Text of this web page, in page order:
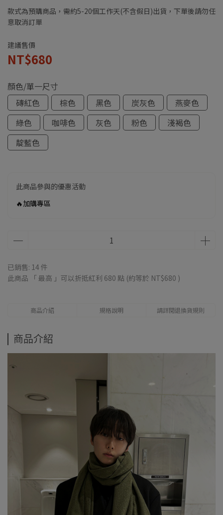
款式為預購商品，需約5-20個工作天(不含假日)出貨，下單後請勿任
意取消訂單
建議售價
NT$680
顏色/單一尺寸
磚紅色
棕色 黑色 炭灰色
燕麥色
綠色
咖啡色 灰色 粉色
淺褐色
靛藍色
此商品參與的優惠活動
🔥加購專區
已銷售: 14 件
此商品 「 最高 」可以折抵紅利 680 點 (約等於 NT$680 )
商品介紹 規格說明 請詳閱退換貨規則
商品介紹